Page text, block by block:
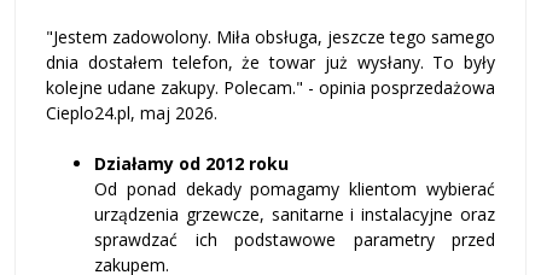
"Jestem zadowolony. Miła obsługa, jeszcze tego samego
dnia dostałem telefon, że towar już wysłany. To były
kolejne udane zakupy. Polecam." - opinia posprzedażowa
Cieplo24.pl, maj 2026.
Działamy od 2012 roku
Od ponad dekady pomagamy klientom wybierać
urządzenia grzewcze, sanitarne i instalacyjne oraz
sprawdzać ich podstawowe parametry przed
zakupem.